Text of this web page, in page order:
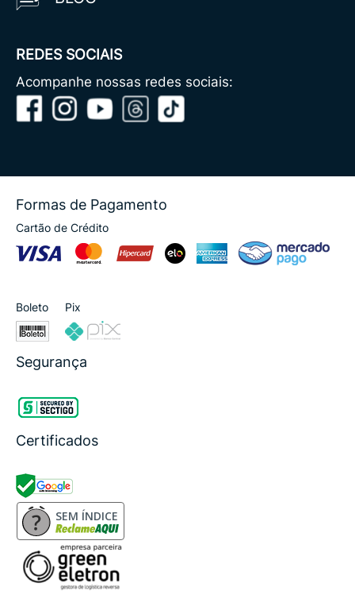
REDES SOCIAIS
Acompanhe nossas redes sociais:
Formas de Pagamento
Cartão de Crédito
Boleto Pix
Segurança
Certificados
SEM ÍNDICE